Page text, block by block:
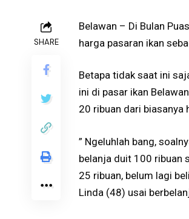
SHARE
Belawan – Di Bulan
harga pasaran ikan
Betapa tidak saat ini
ini di pasar ikan
20 ribuan dari biasanya
” Ngeluhlah bang,
belanja duit 100 ribuan
25 ribuan, belum lagi
Linda (48) usai